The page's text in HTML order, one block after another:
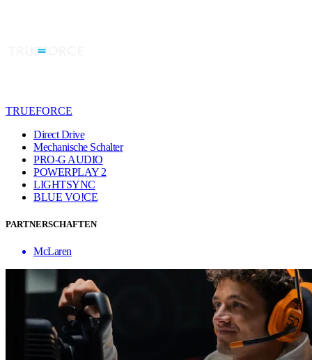
TRUEFORCE
Direct Drive
Mechanische Schalter
PRO-G AUDIO
POWERPLAY 2
LIGHTSYNC
BLUE VO!CE
PARTNERSCHAFTEN
McLaren